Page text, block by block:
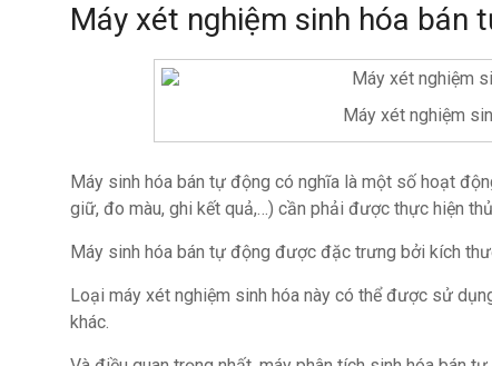
Máy xét nghiệm sinh hóa bán
Máy xét nghiệm
Máy sinh hóa bán tự động có nghĩa là một số hoạt
giữ, đo màu, ghi kết quả,…) cần phải được thực hiện
Máy sinh hóa bán tự động được đặc trưng bởi kích
Loại máy xét nghiệm sinh hóa này có thể được sử
khác.